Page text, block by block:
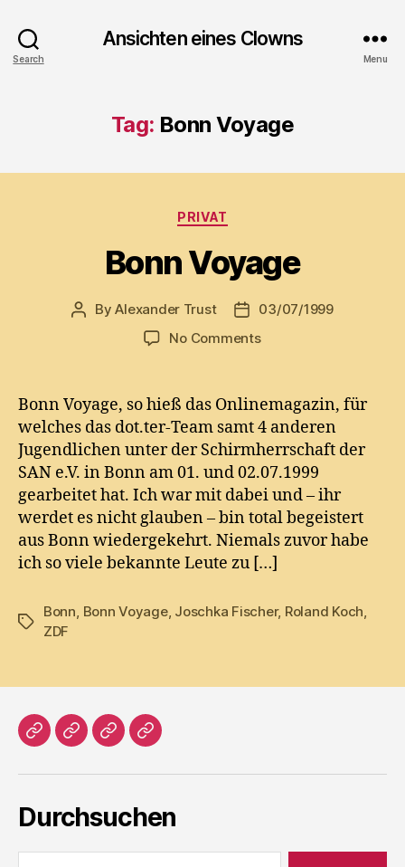
Search
Ansichten eines Clowns
Menu
Tag: Bonn Voyage
Categories
PRIVAT
Bonn Voyage
PostByAlexander Trust
Post03/07/1999
No Commentson
Bonn Voyage, so hieß das Onlinemagazin, für
welches das dot.ter-Team samt 4 anderen
Jugendlichen unter der Schirmherrschaft der
SAN e.V. in Bonn am 01. und 02.07.1999
gearbeitet hat. Ich war mit dabei und – ihr
werdet es nicht glauben – bin total begeistert
aus Bonn wiedergekehrt. Niemals zuvor habe
ich so viele bekannte Leute zu […]
Tags
Bonn Bonn Voyage, Joschka Fischer, Roland Koch
ZDF
HomeLiteratur
ProsaImpressum
Durchsuchen